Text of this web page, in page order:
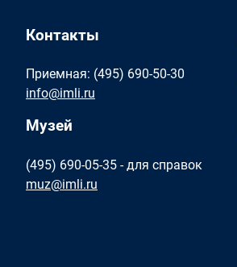
Контакты
Приемная: (495) 690-50-30
info@imli.ru
Музей
(495) 690-05-35 - для справок
muz@imli.ru